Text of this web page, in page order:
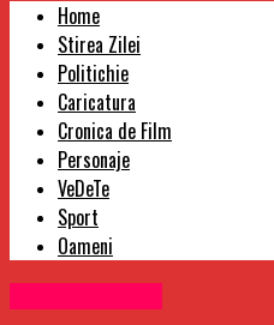
Home
Stirea Zilei
Politichie
Caricatura
Cronica de Film
Personaje
VeDeTe
Sport
Oameni